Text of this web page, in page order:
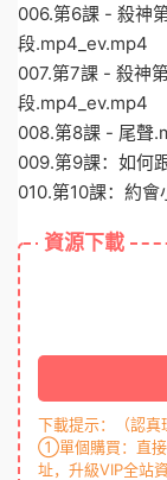
006.第6課 - 殺神
段.mp4_ev.mp4
007.第7課 - 殺神
段.mp4_ev.mp4
008.第8課 - 尾聲
009.第9課：如何
010.第10課：約
資源下載
下載提示：（認真
①單個購買：直接
址，升級VIP全站